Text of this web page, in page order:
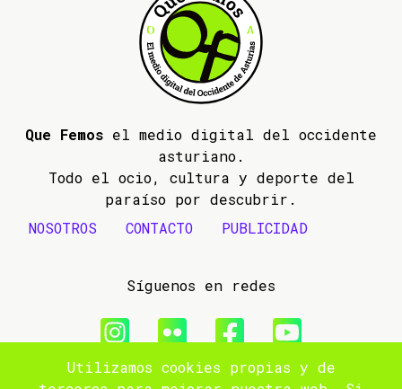
Que Femos el medio digital del occidente
asturiano.
Todo el ocio, cultura y deporte del
paraíso por descubrir.
NOSOTROS
CONTACTO PUBLICIDAD
Síguenos en redes
Utilizamos cookies propias y de